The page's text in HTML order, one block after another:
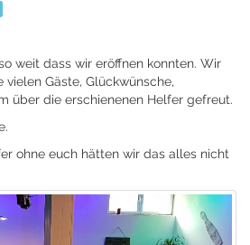
weit dass wir eröffnen konnten. Wir
Gäste, Glückwünsche,
über die erschienenen Helfer gefreut.
ohne euch hätten wir das alles nicht